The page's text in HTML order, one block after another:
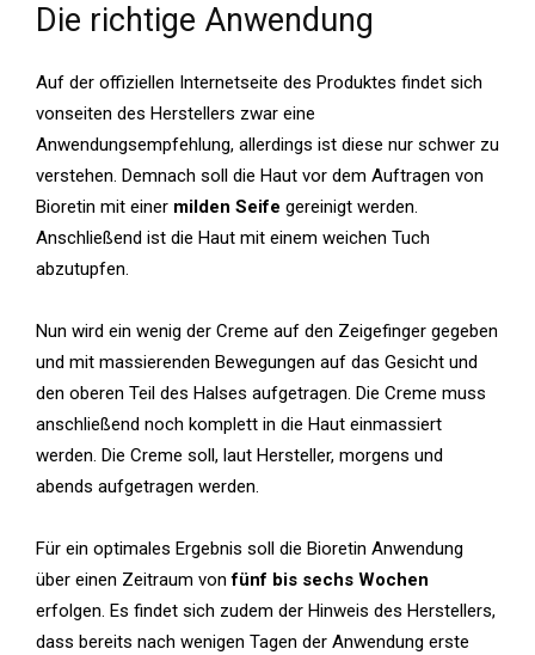
Die richtige Anwendung
Auf der offiziellen Internetseite des Produktes findet sich
vonseiten des Herstellers zwar eine
Anwendungsempfehlung, allerdings ist diese nur schwer zu
verstehen. Demnach soll die Haut vor dem Auftragen von
Bioretin mit einer milden Seife gereinigt werden.
Anschließend ist die Haut mit einem weichen Tuch
abzutupfen.
Nun wird ein wenig der Creme auf den Zeigefinger gegeben
und mit massierenden Bewegungen auf das Gesicht und
den oberen Teil des Halses aufgetragen. Die Creme muss
anschließend noch komplett in die Haut einmassiert
werden. Die Creme soll, laut Hersteller, morgens und
abends aufgetragen werden.
Für ein optimales Ergebnis soll die Bioretin Anwendung
über einen Zeitraum vonfünf bis sechs Wochen
erfolgen. Es findet sich zudem der Hinweis des Herstellers,
dass bereits nach wenigen Tagen der Anwendung erste